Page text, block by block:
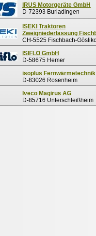
IRUS Motorgeräte GmbH
D-72393 Burladingen
ISEKI Traktoren
Zweigniederlassung
CH-5525 Fischbach-
ISIFLO GmbH
D-58675 Hemer
isoplus
D-83026 Rosenheim
Iveco Magirus AG
D-85716 Unterschleißheim